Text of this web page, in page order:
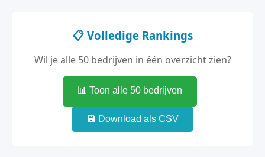
📋 Volledige Rankings
Wil je alle 50 bedrijven in één overzicht zien?
📊 Toon alle 50 bedrijven
💾 Download als CSV